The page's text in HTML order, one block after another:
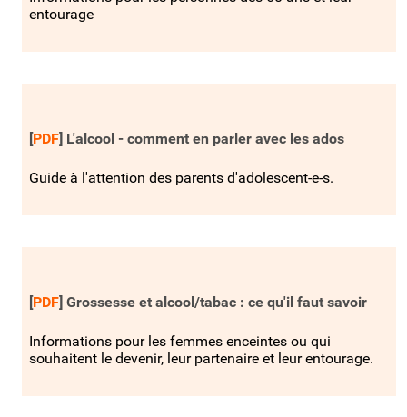
entourage
[PDF] L'alcool - comment en parler avec les ados
Guide à l'attention des parents d'adolescent-e-s.
[PDF] Grossesse et alcool/tabac : ce qu'il faut savoir
Informations pour les femmes enceintes ou qui
souhaitent le devenir, leur partenaire et leur entourage.